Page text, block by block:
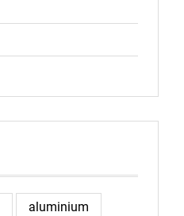
aluminium